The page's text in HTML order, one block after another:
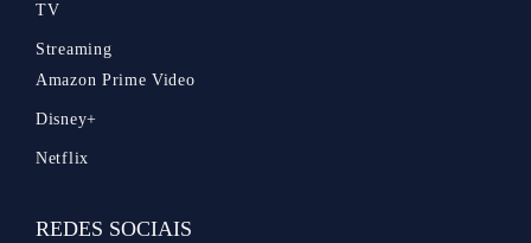
TV
Streaming
Amazon Prime Video
Disney+
Netflix
REDES SOCIAIS